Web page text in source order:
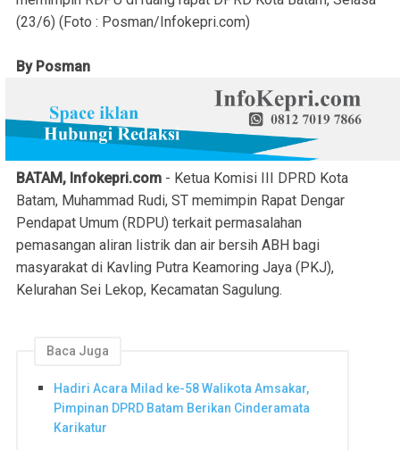
(23/6) (Foto : Posman/Infokepri.com)
By Posman
BATAM, Infokepri.com - Ketua Komisi III DPRD Kota
Batam, Muhammad Rudi, ST memimpin Rapat Dengar
Pendapat Umum (RDPU) terkait permasalahan
pemasangan aliran listrik dan air bersih ABH bagi
masyarakat di Kavling Putra Keamoring Jaya (PKJ),
Kelurahan Sei Lekop, Kecamatan Sagulung.
Baca Juga
Hadiri Acara Milad ke-58 Walikota Amsakar,
Pimpinan DPRD Batam Berikan Cinderamata
Karikatur